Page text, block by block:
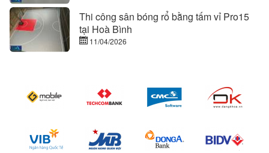
Thi công sân bóng rổ bằng tấm vỉ Pro15
tại Hoà Bình
11/04/2026